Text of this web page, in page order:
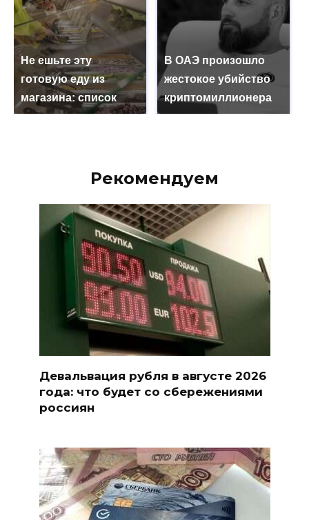
Не ешьте эту
готовую еду из
магазина: список
В ОАЭ произошло
жестокое убийство
криптомиллионера
Рекомендуем
Девальвация рубля в августе 2026
года: что будет со сбережениями
россиян